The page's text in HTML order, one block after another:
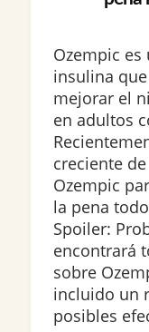
Ozempic
insulina
mejorar el
en adultos
creciente
Ozempic
la pena
Spoiler:
encontrará
sobre
incluido un
posibles